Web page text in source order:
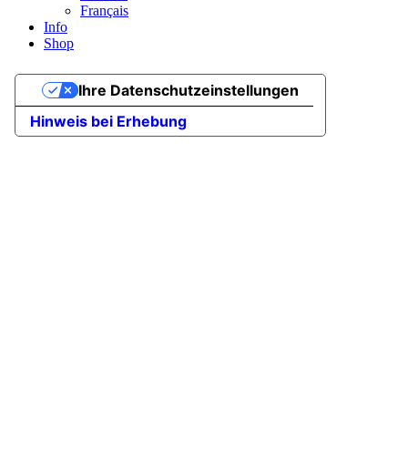
Français
Info
Shop
Hinweis bei Erhebung
Ihre Datenschutzeinstellungen